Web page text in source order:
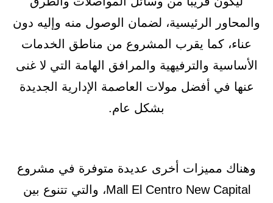
والمحاور الرئيسية، لضمان الوصول منه وإليه دون
عناء، كما يقرب المشروع من مناطق الخدمات
الأساسية والترفيهية والمرافق الهامة التي لا غنى
عنها في أفضل مولات العاصمة الإدارية الجديدة
بشكل عام.
وهناك مميزات أخرى عديدة متوفرة في مشروع
Mall El Centro New Capital، والتي تتنوع بين